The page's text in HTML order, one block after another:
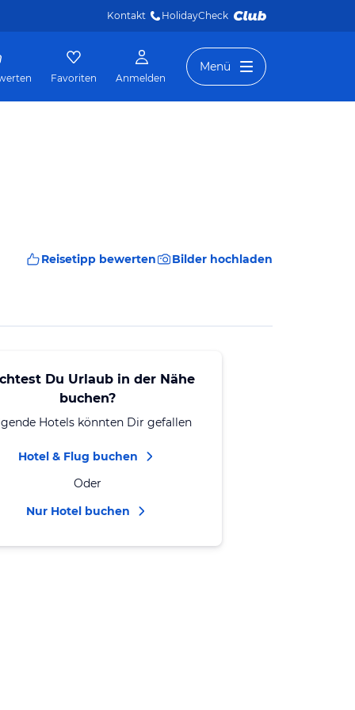
Kontakt HolidayCheck
Favoriten Anmelden
Menü
Reisetipp bewerten Bilder hochladen
Du Urlaub in der Nähe
buchen?
Hotels könnten Dir gefallen
Hotel & Flug buchen
Oder
Nur Hotel buchen